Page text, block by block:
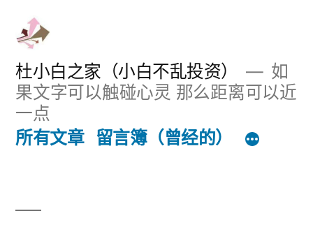
杜小白之家（小白不乱投资）
如
果文字可以触碰心灵 那么距离可以近
一点
所有文章 留言簿（曾经的）